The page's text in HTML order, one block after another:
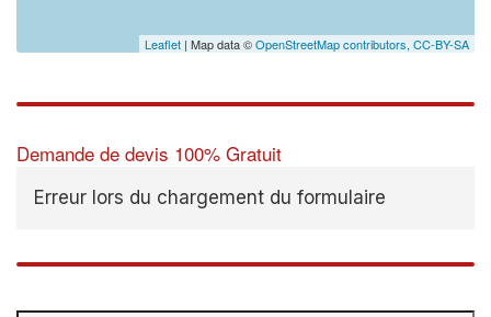
Leaflet | Map data ©OpenStreetMap contributors, CC-BY-SA
Demande de devis 100% Gratuit
Erreur lors du chargement du formulaire